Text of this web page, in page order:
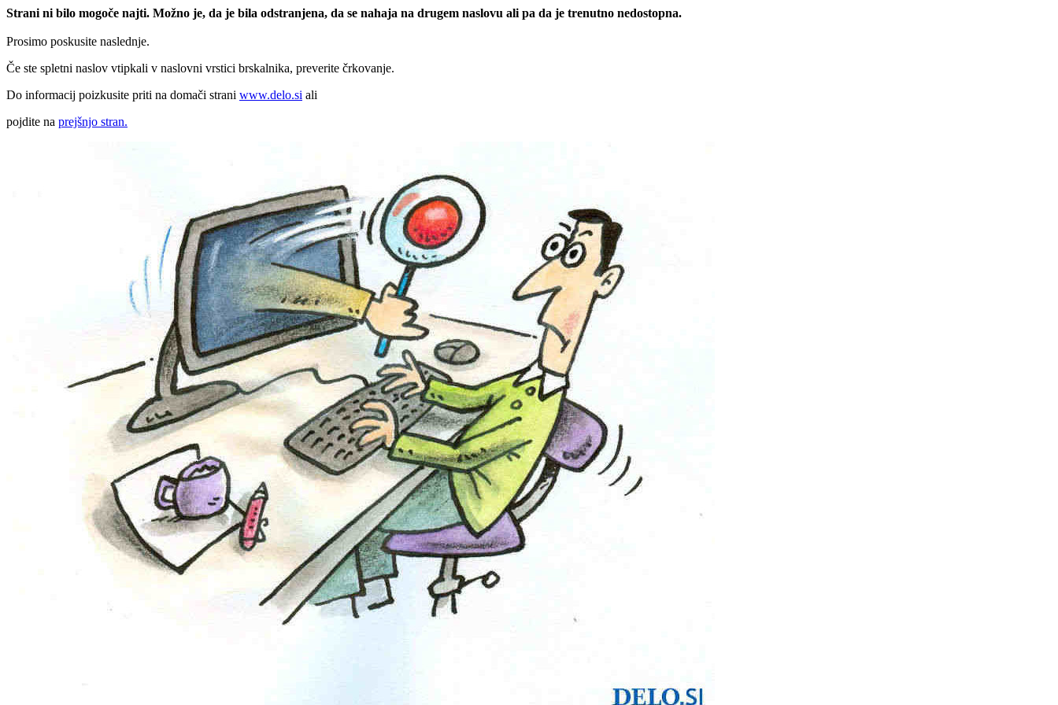
Strani ni bilo mogoče najti. Možno je, da je bila odstranjena, da se nahaja na drugem naslovu ali pa da je trenutno nedostopna.
Prosimo poskusite naslednje.
Če ste spletni naslov vtipkali v naslovni vrstici brskalnika, preverite črkovanje.
Do informacij poizkusite priti na domači strani www.delo.si ali
pojdite na prejšnjo stran.